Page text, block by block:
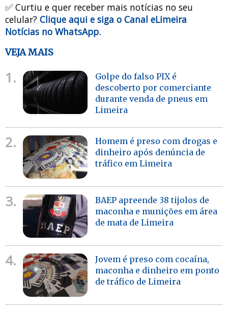
✅ Curtiu e quer receber mais notícias no seu
celular? Clique aqui e siga o Canal eLimeira
Notícias no WhatsApp.
VEJA MAIS
1.
Golpe do falso PIX é
descoberto por comerciante
durante venda de pneus em
Limeira
2.
Homem é preso com drogas e
dinheiro após denúncia de
tráfico em Limeira
3.
BAEP apreende 38 tijolos de
maconha e munições em área
de mata de Limeira
4.
Jovem é preso com cocaína,
maconha e dinheiro em ponto
de tráfico de Limeira